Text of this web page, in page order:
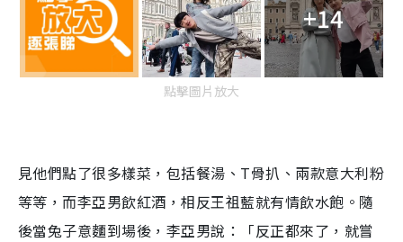
+14
點擊圖片放大
見他們點了很多樣菜，包括餐湯、T骨扒、兩款意大利粉
等等，而李亞男飲紅酒，相反王祖藍就有情飲水飽。隨
後當兔子意麵到場後，李亞男說：「反正都來了，就嘗